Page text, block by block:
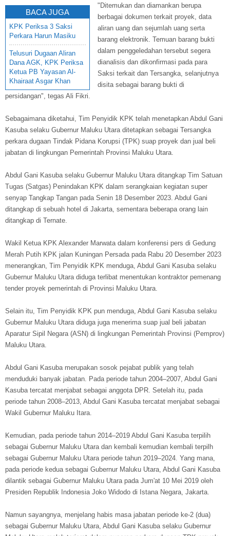
BACA JUGA
KPK Periksa 3 Saksi
Perkara Harun Masiku
Telusuri Dugaan Aliran
Dana AGK, KPK Periksa
Ketua PB Yayasan Al-
Khairaat Asgar Khan
"Ditemukan dan diamankan berupa
berbagai dokumen terkait proyek, data
aliran uang dan sejumlah uang serta
barang elektronik. Temuan barang bukti
dalam penggeledahan tersebut segera
dianalisis dan dikonfirmasi pada para
Saksi terkait dan Tersangka, selanjutnya
disita sebagai barang bukti di
persidangan", tegas Ali Fikri.
Sebagaimana diketahui, Tim Penyidik KPK telah menetapkan Abdul Gani
Kasuba selaku Gubernur Maluku Utara ditetapkan sebagai Tersangka
perkara dugaan Tindak Pidana Korupsi (TPK) suap proyek dan jual beli
jabatan di lingkungan Pemerintah Provinsi Maluku Utara.
Abdul Gani Kasuba selaku Gubernur Maluku Utara ditangkap Tim Satuan
Tugas (Satgas) Penindakan KPK dalam serangkaian kegiatan super
senyap Tangkap Tangan pada Senin 18 Desember 2023. Abdul Gani
ditangkap di sebuah hotel di Jakarta, sementara beberapa orang lain
ditangkap di Ternate.
Wakil Ketua KPK Alexander Marwata dalam konferensi pers di Gedung
Merah Putih KPK jalan Kuningan Persada pada Rabu 20 Desember 2023
menerangkan, Tim Penyidik KPK menduga, Abdul Gani Kasuba selaku
Gubernur Maluku Utara diduga terlibat menentukan kontraktor pemenang
tender proyek pemerintah di Provinsi Maluku Utara.
Selain itu, Tim Penyidik KPK pun menduga, Abdul Gani Kasuba selaku
Gubernur Maluku Utara diduga juga menerima suap jual beli jabatan
Aparatur Sipil Negara (ASN) di lingkungan Pemerintah Provinsi (Pemprov)
Maluku Utara.
Abdul Gani Kasuba merupakan sosok pejabat publik yang telah
menduduki banyak jabatan. Pada periode tahun 2004–2007, Abdul Gani
Kasuba tercatat menjabat sebagai anggota DPR. Setelah itu, pada
periode tahun 2008–2013, Abdul Gani Kasuba tercatat menjabat sebagai
Wakil Gubernur Maluku Itara.
Kemudian, pada periode tahun 2014–2019 Abdul Gani Kasuba terpilih
sebagai Gubernur Maluku Utara dan kembali kemudian kembali terpilh
sebagai Gubernur Maluku Utara periode tahun 2019–2024. Yang mana,
pada periode kedua sebagai Gubernur Maluku Utara, Abdul Gani Kasuba
dilantik sebagai Gubernur Maluku Utara pada Jum'at 10 Mei 2019 oleh
Presiden Republik Indonesia Joko Widodo di Istana Negara, Jakarta.
Namun sayangnya, menjelang habis masa jabatan periode ke-2 (dua)
sebagai Gubernur Maluku Utara, Abdul Gani Kasuba selaku Gubernur